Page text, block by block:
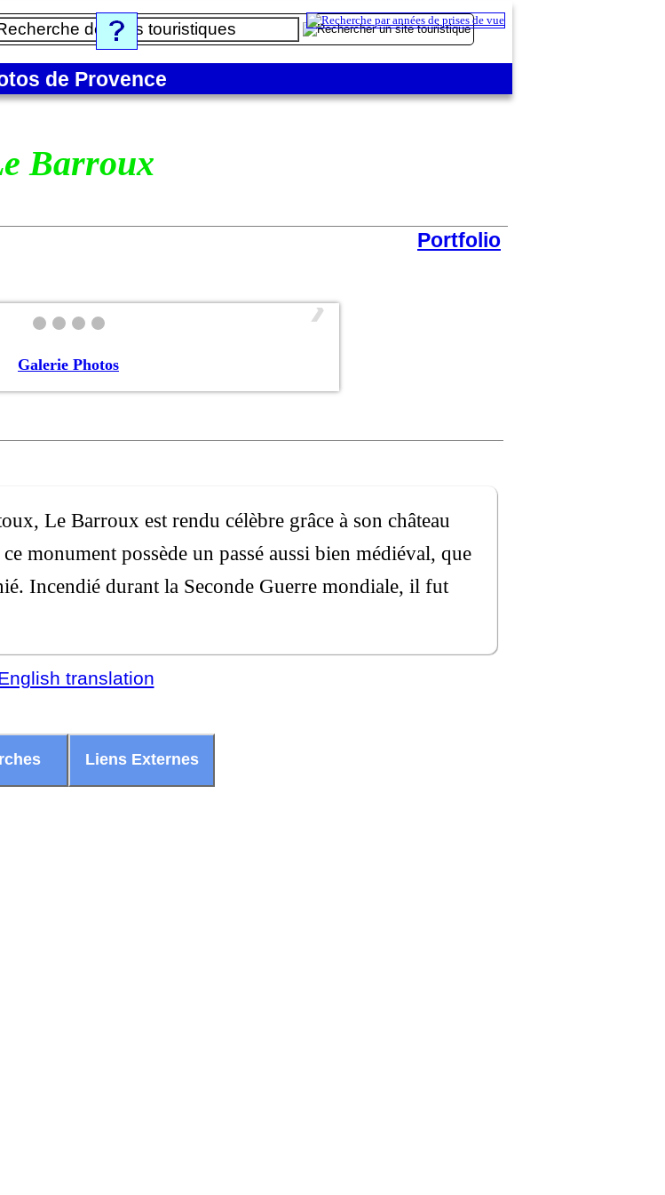
de Provence
Barroux
Portfolio
❯
Galerie Photos
Le Barroux est rendu célèbre grâce à son château
monument possède un passé aussi bien médiéval, que
Incendié durant la Seconde Guerre mondiale, il fut
Liens Externes